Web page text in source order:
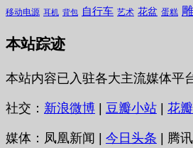
移动电源 耳机 背包 自行车 艺术 花盆 蛋糕
本站踪迹
本站内容已入驻各大主流媒体平
社交： 新浪微博 | 豆瓣小站 | 花
媒体：凤凰新闻 | 今日头条 | 腾